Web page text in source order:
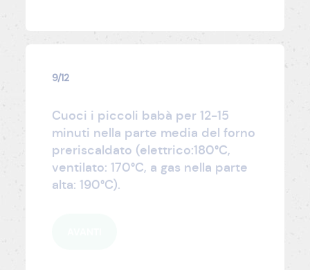
9/12
Cuoci i piccoli babà per 12-15
minuti nella parte media del forno
preriscaldato (elettrico:180°C,
ventilato: 170°C, a gas nella parte
alta: 190°C).